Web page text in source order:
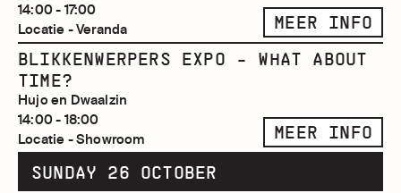
14:00 - 17:00
Locatie - Veranda
MEER INFO
BLIKKENWERPERS EXPO - WHAT ABOUT
TIME?
Hujo en Dwaalzin
14:00 - 18:00
Locatie - Showroom
MEER INFO
SUNDAY 26 OCTOBER